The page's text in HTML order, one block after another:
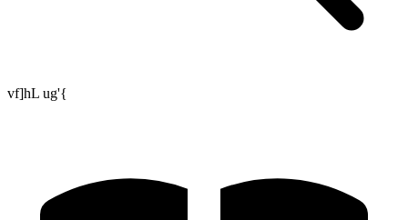
vf]hL ug'{